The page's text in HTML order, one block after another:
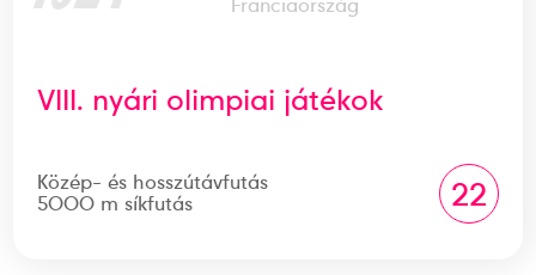
Franciaország
VIII. nyári olimpiai játékok
Közép- és hosszútávfutás
5000 m síkfutás
22